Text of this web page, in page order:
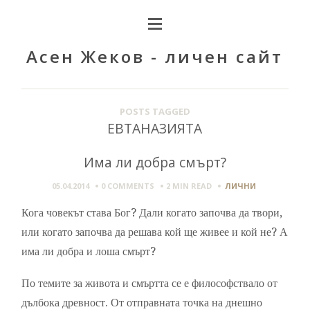
Асен Жеков - личен сайт
POSTS TAGGED
ЕВТАНАЗИЯТА
Има ли добра смърт?
05.04.2014 0 COMMENTS 2 MIN READ ЛИЧНИ
Кога човекът става Бог? Дали когато започва да твори,
или когато започва да решава кой ще живее и кой не? А
има ли добра и лоша смърт?
По темите за живота и смъртта се е философствало от
дълбока древност. От отправната точка на днешно